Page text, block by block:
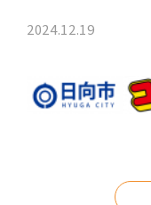
2024.12.19